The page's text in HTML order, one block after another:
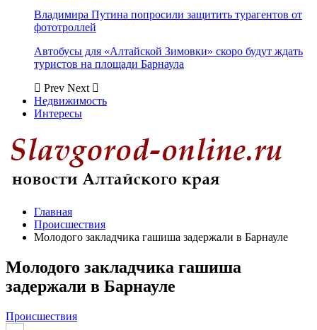
Владимира Путина попросили защитить турагентов от
фототроллей
Автобусы для «Алтайской Зимовки» скоро будут ждать
туристов на площади Барнаула
Prev Next
Недвижимость
Интересы
Главная
Происшествия
Молодого закладчика гашиша задержали в Барнауле
Молодого закладчика гашиша
задержали в Барнауле
Происшествия